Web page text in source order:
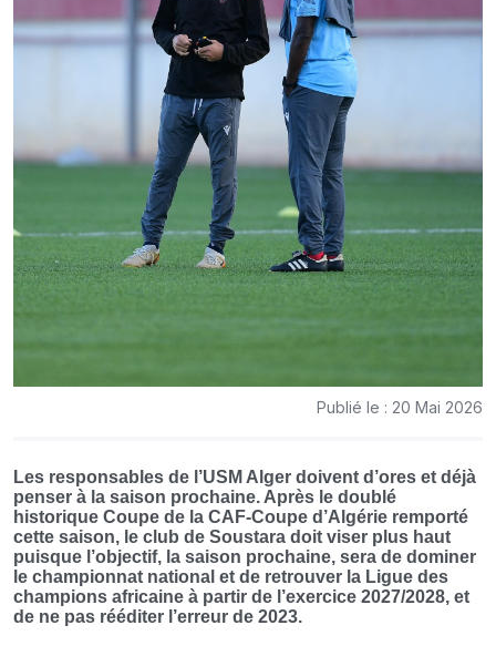
Publié le : 20 Mai 2026
Les responsables de l’USM Alger doivent d’ores et déjà
penser à la saison prochaine. Après le doublé
historique Coupe de la CAF-Coupe d’Algérie remporté
cette saison, le club de Soustara doit viser plus haut
puisque l’objectif, la saison prochaine, sera de dominer
le championnat national et de retrouver la Ligue des
champions africaine à partir de l’exercice 2027/2028, et
de ne pas rééditer l’erreur de 2023.